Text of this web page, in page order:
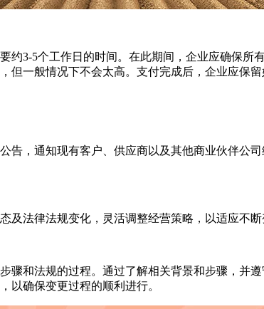
约3-5个工作日的时间。在此期间，企业应确保
但一般情况下不会太高。支付完成后，企业应保
告，通知现有客户、供应商以及其他商业伙伴公
及法律法规变化，灵活调整经营策略，以适应不断
骤和法规的过程。通过了解相关背景和步骤，并
以确保变更过程的顺利进行。